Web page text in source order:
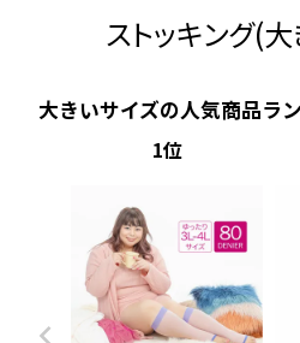
ストッキング(
大きいサイズの人気商品ラ
1